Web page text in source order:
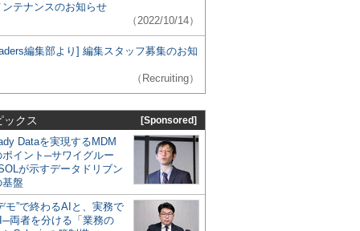
ンテナンスのお知らせ
（2022/10/14）
編集部より] 編集スタッフ募集のお知
（Recruiting）
ックス [Sponsored]
Dataを実現するMDM
ポイント─サワイグルー
が示すデータドリブン
基盤
モ”で終わるAIと、実務で
両者を分ける「業務の